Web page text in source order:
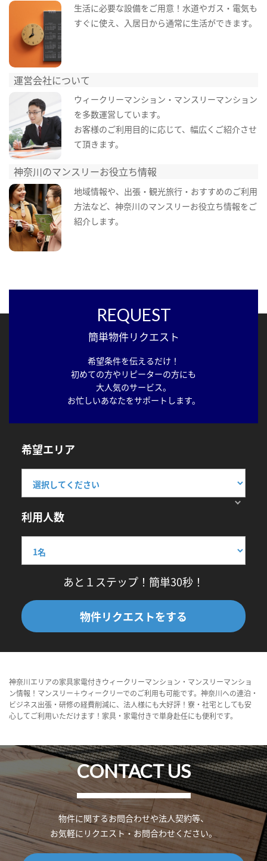
生活に必要な設備をご用意！水道やガス・電気も
すぐに使え、入居日から通常に生活ができます。
運営会社について
ウィークリーマンション・マンスリーマンション
を多数運営しています。
お客様のご利用目的に応じて、幅広くご紹介させ
て頂きます。
神奈川のマンスリーお役立ち情報
地域情報や、出張・観光旅行・おすすめのご利用
方法など、神奈川のマンスリーお役立ち情報をご
紹介します。
REQUEST
簡単物件リクエスト
希望条件を伝えるだけ！
初めての方やリピーターの方にも
大人気のサービス。
お忙しいあなたをサポートします。
希望エリア
利用人数
あと１ステップ！簡単30秒！
物件リクエストをする
神奈川エリアの家具家電付きウィークリーマンション・マンスリーマンショ
ン情報！マンスリー＋ウィークリーでのご利用も可能です。神奈川への連泊・
ビジネス出張・研修の経費削減に、法人様にも大好評！寮・社宅としても安
心してご利用いただけます！家具・家電付きで単身赴任にも便利です。
CONTACT US
物件に関するお問合わせや法人契約等、
お気軽にリクエスト・お問合わせください。